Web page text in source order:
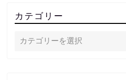
カテゴリー